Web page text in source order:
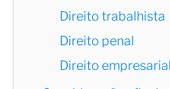
Direito trabalhista
Direito penal
Direito empresarial